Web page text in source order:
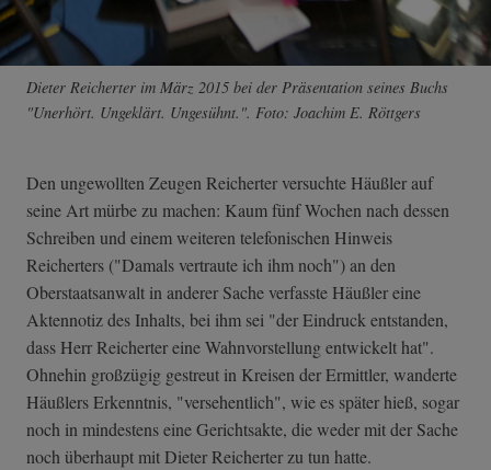
Dieter Reicherter im März 2015 bei der Präsentation seines Buchs
"Unerhört. Ungeklärt. Ungesühnt.". Foto: Joachim E. Röttgers
Den ungewollten Zeugen Reicherter versuchte Häußler auf
seine Art mürbe zu machen: Kaum fünf Wochen nach dessen
Schreiben und einem weiteren telefonischen Hinweis
Reicherters ("Damals vertraute ich ihm noch") an den
Oberstaatsanwalt in anderer Sache verfasste Häußler eine
Aktennotiz des Inhalts, bei ihm sei "der Eindruck entstanden,
dass Herr Reicherter eine Wahnvorstellung entwickelt hat".
Ohnehin großzügig gestreut in Kreisen der Ermittler, wanderte
Häußlers Erkenntnis, "versehentlich", wie es später hieß, sogar
noch in mindestens eine Gerichtsakte, die weder mit der Sache
noch überhaupt mit Dieter Reicherter zu tun hatte.